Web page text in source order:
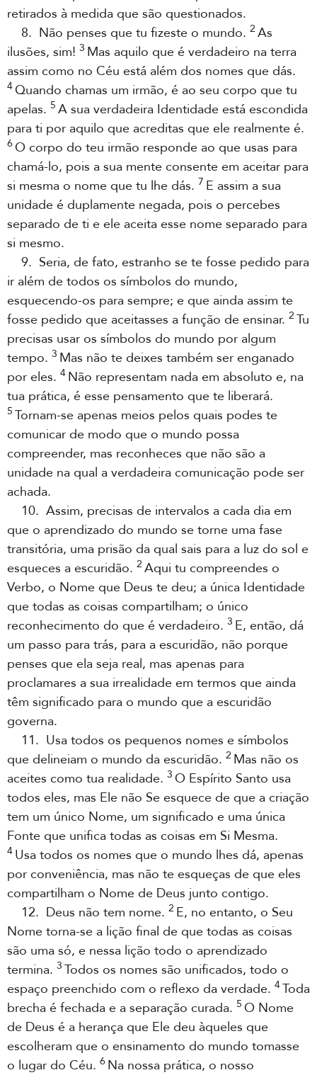
retirados à medida que são questionados.
8. Não penses que tu fizeste o mundo. 2 As
ilusões, sim! 3 Mas aquilo que é verdadeiro na terra
assim como no Céu está além dos nomes que dás.
4Quando chamas um irmão, é ao seu corpo que tu
apelas. 5 A sua verdadeira Identidade está escondida
para ti por aquilo que acreditas que ele realmente é.
6O corpo do teu irmão responde ao que usas para
chamá-lo, pois a sua mente consente em aceitar para
si mesma o nome que tu lhe dás. 7 E assim a sua
unidade é duplamente negada, pois o percebes
separado de ti e ele aceita esse nome separado para
si mesmo.
9. Seria, de fato, estranho se te fosse pedido para
ir além de todos os símbolos do mundo,
esquecendo-os para sempre; e que ainda assim te
fosse pedido que aceitasses a função de ensinar. 2 Tu
precisas usar os símbolos do mundo por algum
tempo. 3 Mas não te deixes também ser enganado
por eles. 4 Não representam nada em absoluto e, na
tua prática, é esse pensamento que te liberará.
5 Tornam-se apenas meios pelos quais podes te
comunicar de modo que o mundo possa
compreender, mas reconheces que não são a
unidade na qual a verdadeira comunicação pode ser
achada.
10. Assim, precisas de intervalos a cada dia em
que o aprendizado do mundo se torne uma fase
transitória, uma prisão da qual sais para a luz do sol e
esqueces a escuridão. 2 Aqui tu compreendes o
Verbo, o Nome que Deus te deu; a única Identidade
que todas as coisas compartilham; o único
reconhecimento do que é verdadeiro. 3 E, então, dá
um passo para trás, para a escuridão, não porque
penses que ela seja real, mas apenas para
proclamares a sua irrealidade em termos que ainda
têm significado para o mundo que a escuridão
governa.
11. Usa todos os pequenos nomes e símbolos
que delineiam o mundo da escuridão. 2 Mas não os
aceites como tua realidade. 3 O Espírito Santo usa
todos eles, mas Ele não Se esquece de que a criação
tem um único Nome, um significado e uma única
Fonte que unifica todas as coisas em Si Mesma.
4 Usa todos os nomes que o mundo lhes dá, apenas
por conveniência, mas não te esqueças de que eles
compartilham o Nome de Deus junto contigo.
12. Deus não tem nome. 2 E, no entanto, o Seu
Nome torna-se a lição final de que todas as coisas
são uma só, e nessa lição todo o aprendizado
termina. 3 Todos os nomes são unificados, todo o
espaço preenchido com o reflexo da verdade. 4Toda
brecha é fechada e a separação curada. 5 O Nome
de Deus é a herança que Ele deu àqueles que
escolheram que o ensinamento do mundo tomasse
o lugar do Céu. 6 Na nossa prática, o nosso